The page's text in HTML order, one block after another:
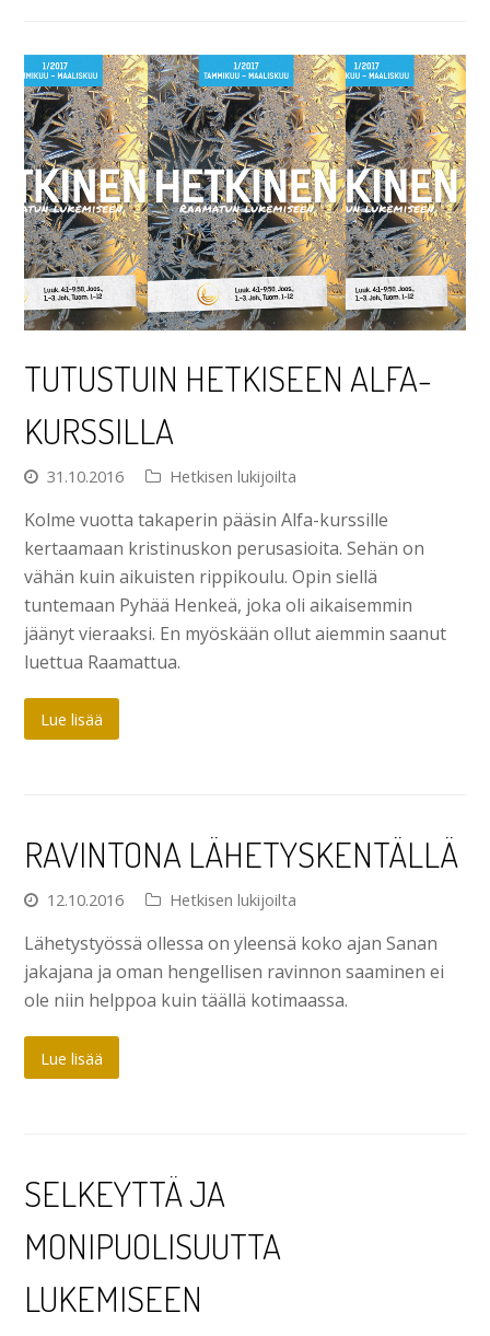
TUTUSTUIN HETKISEEN ALFA-
KURSSILLA
31.10.2016 Hetkisen lukijoilta
Kolme vuotta takaperin pääsin Alfa-kurssille
kertaamaan kristinuskon perusasioita. Sehän on
vähän kuin aikuisten rippikoulu. Opin siellä
tuntemaan Pyhää Henkeä, joka oli aikaisemmin
jäänyt vieraaksi. En myöskään ollut aiemmin saanut
luettua Raamattua.
Lue lisää
RAVINTONA LÄHETYSKENTÄLLÄ
12.10.2016 Hetkisen lukijoilta
Lähetystyössä ollessa on yleensä koko ajan Sanan
jakajana ja oman hengellisen ravinnon saaminen ei
ole niin helppoa kuin täällä kotimaassa.
Lue lisää
SELKEYTTÄ JA
MONIPUOLISUUTTA
LUKEMISEEN